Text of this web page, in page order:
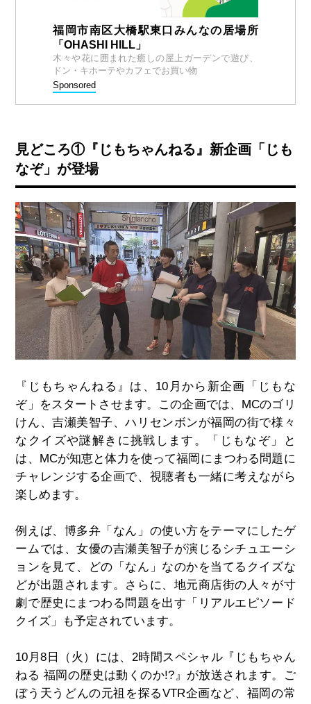
福岡市南区大橋駅東口みんなの居場所
「OHASHI HILL」
木々や花に囲まれた癒しの屋上ガーデンで遊び、
ドン・キホーテやカフェでお買い物
Sponsored
見どころ①『じもちゃんねる』新企画「じも
なぞ」が登場
『じもちゃんねる』は、10月から新企画「じもな
ぞ」をスタートさせます。この企画では、MCのゴリ
けん、吉瀬美智子、ハリセンボンが福岡の街で様々
なクイズや謎解きに挑戦します。「じもなぞ」と
は、MCが知恵と体力を使って福岡にまつわる問題に
チャレンジする企画で、視聴者も一緒に考えながら
楽しめます。
例えば、博多弁「なん」の使い方をテーマにしたゲ
ームでは、女優の吉瀬美智子が演じるシチュエーシ
ョンを見て、どの「なん」なのかを当てるクイズな
どが出題されます。さらに、地元商店街の人々が寸
劇で歴史にまつわる問題を出す「リアルエピソード
クイズ」も予定されています。
10月8日（火）には、2時間スペシャル『じもちゃん
ねる 福岡の歴史は動くのか!?』が放送されます。ご
ぼう天うどんの元祖を探るVTR企画など、福岡の常